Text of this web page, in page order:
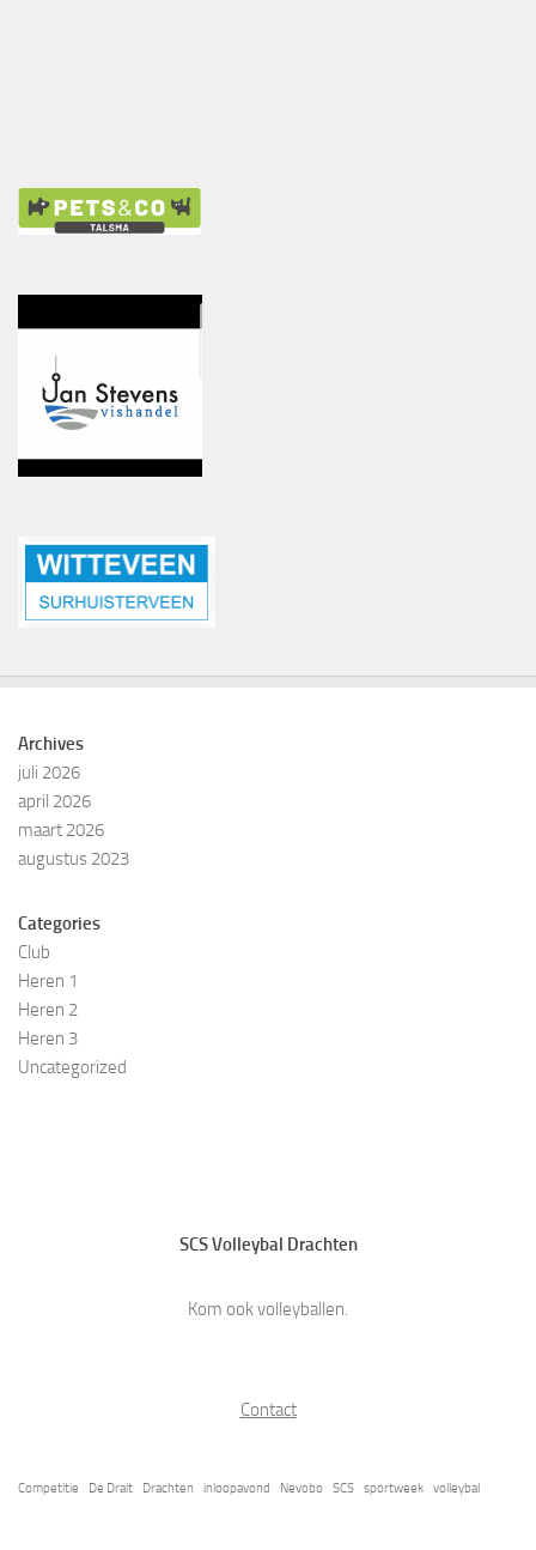
Archives
juli 2026
april 2026
maart 2026
augustus 2023
Categories
Club
Heren 1
Heren 2
Heren 3
Uncategorized
SCS Volleybal Drachten
Kom ook volleyballen.
Contact
Competitie De Drait Drachten inloopavond Nevobo SCS sportweek volleybal